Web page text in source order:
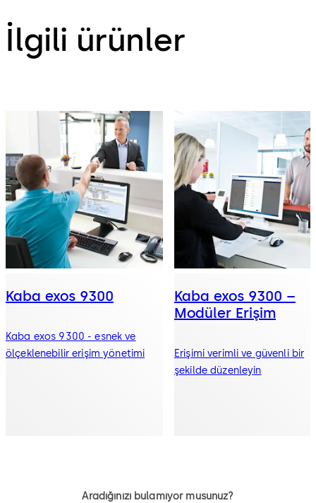
İlgili ürünler
Kaba exos 9300
Kaba exos 9300 - esnek ve
ölçeklenebilir erişim yönetimi
Kaba exos 9300 –
Modüler Erişim
Erişimi verimli ve güvenli bir
şekilde düzenleyin
Aradığınızı bulamıyor musunuz?